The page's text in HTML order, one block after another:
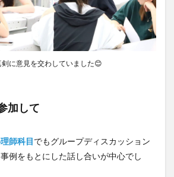
剣に意見を交わしていました😊
加して
師科目でもグループディスカッション
例をもとにした話し合いが中心でし